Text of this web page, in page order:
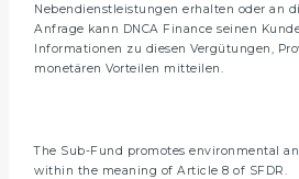
Nebendienstleistungen erhalten oder an
Anfrage kann DNCA Finance seinen
Informationen zu diesen Vergütungen,
monetären Vorteilen mitteilen.
The Sub-Fund promotes environmental
within the meaning of Article 8 of SFDR.